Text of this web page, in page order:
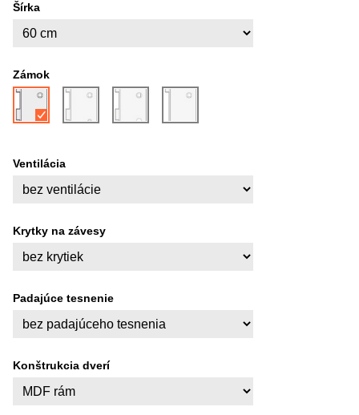
Šírka
Zámok
Ventilácia
Krytky na závesy
Padajúce tesnenie
Konštrukcia dverí